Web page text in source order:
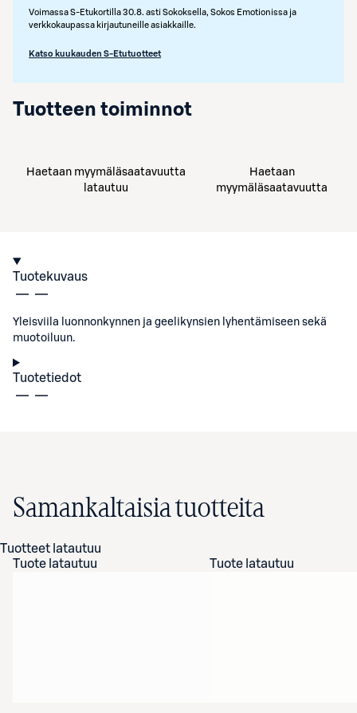
Voimassa S-Etukortilla 30.8. asti Sokoksella, Sokos Emotionissa ja
verkkokaupassa kirjautuneille asiakkaille.
Katso kuukauden S-Etutuotteet
Tuotteen toiminnot
Haetaan myymäläsaatavuutta
latautuu
Haetaan
myymäläsaatavuutta
Tuotekuvaus
Yleisviila luonnonkynnen ja geelikynsien lyhentämiseen sekä
muotoiluun.
Tuotetiedot
Samankaltaisia tuotteita
Tuotteet latautuu
Tuote latautuu
Tuote latautuu